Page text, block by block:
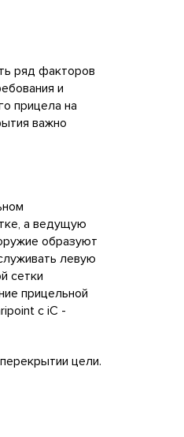
ряд факторов
и
прицела на
важно
а ведущую
образуют
левую
сетки
прицельной
с iC -
цели.